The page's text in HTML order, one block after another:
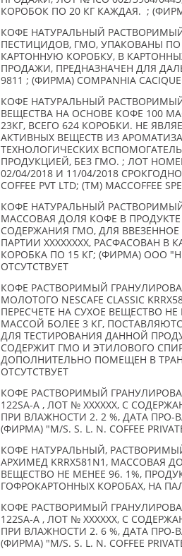
КОРОБОК ПО 20 КГ КАЖДАЯ. ; (ФИРМА)
КОФЕ НАТУРАЛЬНЫЙ
ПЕСТИЦИДОВ, ГМО, УПАКОВАНЫ ПО
КАРТОННУЮ КОРОБКУ, В
ПРОДАЖИ, ПРЕДНАЗНАЧЕН ДЛЯ
9811 ; (ФИРМА) COMPANHIA CACIQUE
КОФЕ НАТУРАЛЬНЫЙ
ВЕЩЕСТВА НА ОСНОВЕ КОФЕ 100
23КГ, ВСЕГО 624 КОРОБКИ. НЕ
АКТИВНЫХ ВЕЩЕСТВ ИЗ
ТЕХНОЛОГИЧЕСКИХ
ПРОДУКЦИЕЙ, БЕЗ ГМО. ; ЛОТ
02/04/2018 И 11/04/2018
COFFEE PVT LTD; (TM) MACCOFFEE
КОФЕ НАТУРАЛЬНЫЙ
МАССОВАЯ ДОЛЯ КОФЕ В ПРОДУКТЕ
СОДЕРЖАНИЯ ГМО, ДЛЯ
ПАРТИИ XXXXXXXX, РАСФАСОВАН
КОРОБКА ПО 15 КГ; (ФИРМА) ООО
ОТСУТСТВУЕТ
КОФЕ РАСТВОРИМЫЙ
МОЛОТОГО NESCAFE CLASSIC
ПЕРЕСЧЕТЕ НА СУХОЕ ВЕЩЕСТВО
МАССОЙ БОЛЕЕ 3 КГ,
ДЛЯ ТЕСТИРОВАНИЯ ДАННОЙ
СОДЕРЖИТ ГМО И ЭТИЛОВОГО
ДОПОЛНИТЕЛЬНО ПОМЕЩЕН В
ОТСУТСТВУЕТ
КОФЕ РАСТВОРИМЫЙ
122SA-A , ЛОТ № XXXXXX, С
ПРИ ВЛАЖНОСТИ 2. 2 %, ДАТА ПРО-
(ФИРМА) "M/S. S. L. N. COFFEE
КОФЕ НАТУРАЛЬНЫЙ,
АРХИМЕД KRRX581N1, МАССОВАЯ
ВЕЩЕСТВО НЕ МЕНЕЕ 96. 1%,
ГОФРОКАРТОННЫХ КОРОБАХ, НА
КОФЕ РАСТВОРИМЫЙ
122SA-A , ЛОТ № XXXXXX, С
ПРИ ВЛАЖНОСТИ 2. 6 %, ДАТА ПРО-
(ФИРМА) "M/S. S. L. N. COFFEE